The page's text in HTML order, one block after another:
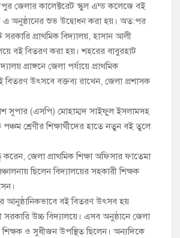
জেলার কালেক্টরেট স্কুল এন্ড কলেজে বই
এ অনুষ্ঠানের শুভ উদ্বোধন করা হয়। অত:পর
সরকারি প্রাথমিক বিদ্যালয়, হাসান আলী
বই বিতরণ করা হয়। শহরের বাবুরহাট
প্রাঙ্গনে জেলা পর্যায়ে প্রাথমিক
বিতরণ উৎসবে বক্তব্য রাখেন, জেলা প্রশাসক
সুপার (এসপি) মোহাম্মদ সাইফুল ইসলামসহ
পঞ্চম শ্রেণীর শিক্ষার্থীদের হাতে নতুন বই তুলে
করেন, জেলা প্রাথমিক শিক্ষা অফিসার ফাতেমা
ছিলেন বিদ্যালয়ের সহকারী শিক্ষক
আনুষ্ঠানিকভাবে বই বিতরণ উৎসব হয়
উচ্চ বিদ্যালয়ে। এসব অনুষ্ঠানে জেলা
শিক্ষক ও সুধীজন উপস্থিত ছিলেন। অন্যদিকে